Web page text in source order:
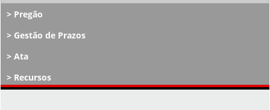
Pregão
Gestão de Prazos
Ata
Recursos